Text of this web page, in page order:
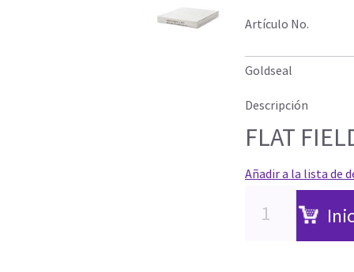
Artículo No.
Goldseal
Descripción
FLAT
Añadir a la lista de